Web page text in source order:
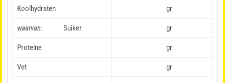
Koolhydraten gr
waarvan: Suiker gr
Proteine gr
Vet gr